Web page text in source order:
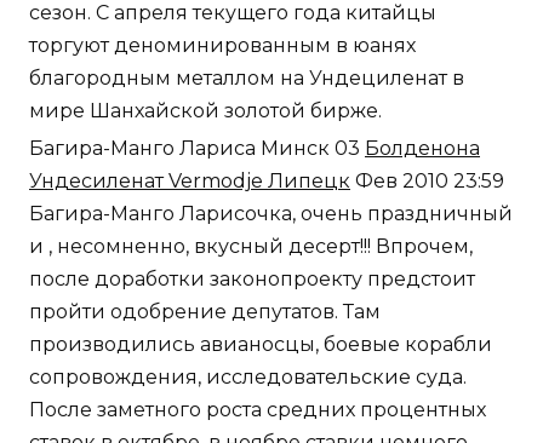
сезон. С апреля текущего года китайцы
торгуют деноминированным в юанях
благородным металлом на Ундециленат в
мире Шанхайской золотой бирже.
Багира-Манго Лариса Минск 03 Болденона
Ундесиленат Vermodje Липецк Фев 2010 23:59
Багира-Манго Ларисочка, очень праздничный
и , несомненно, вкусный десерт!!! Впрочем,
после доработки законопроекту предстоит
пройти одобрение депутатов. Там
производились авианосцы, боевые корабли
сопровождения, исследовательские суда.
После заметного роста средних процентных